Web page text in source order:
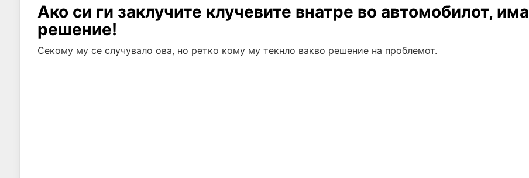
Ако си ги заклучите клучевите внатре во автомобилот, има
решение!
Секому му се случувало ова, но ретко кому му текнло вакво решение на проблемот.